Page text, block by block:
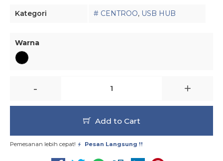
Kategori # CENTROO, USB HUB
Warna
- +
Add to Cart
Pemesanan lebih cepat! Pesan Langsung !!